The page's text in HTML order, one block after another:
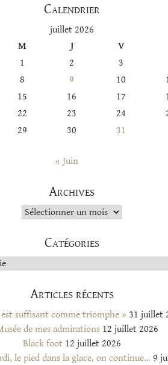
Calendrier
juillet 2026
M J
V
1
2
3
8 9 10
15 16 17
22 23 24
29 30 31
« Juin
Archives
Archives
Catégories
Articles récents
suffisant comme triomphe » 31 juillet
de mes admirations 12 juillet 2026
Black foot 12 juillet 2026
le pied dans la glace, on continue… 9